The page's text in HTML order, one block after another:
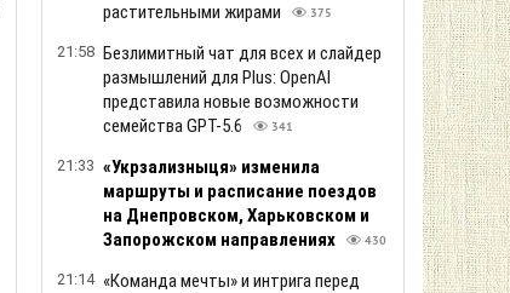
растительными жирами
375
21:58 Безлимитный чат для всех и слайдер
размышлений для Plus: OpenAI
представила новые возможности
семейства GPT-5.6
341
21:33 «Укрзализныця» изменила
маршруты и расписание поездов
на Днепровском, Харьковском и
Запорожском направлениях
430
21:14 «Команда мечты» и интрига перед